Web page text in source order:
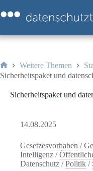
Inhalt
springen
Start
Weitere Themen
Sicherheitspaket und
Sicherheitspaket und
14.08.2025
Gesetzesvorhaben /
Intelligenz /
Datenschutz /Politik /